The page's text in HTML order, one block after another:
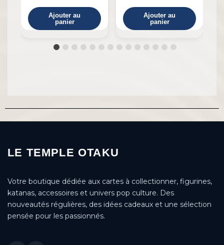
Ajouter au
panier
Ajouter au
panier
LE TEMPLE OTAKU
Votre boutique dédiée aux cartes à collectionner, figurines,
katanas, accessoires et univers pop culture. Des
nouveautés régulières, des idées cadeaux et une sélection
pensée pour les passionnés.